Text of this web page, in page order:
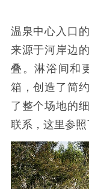
温泉中心入口
来源于河岸边
叠。淋浴间和
箱，创造了简
了整个场地的
联系，这里参照